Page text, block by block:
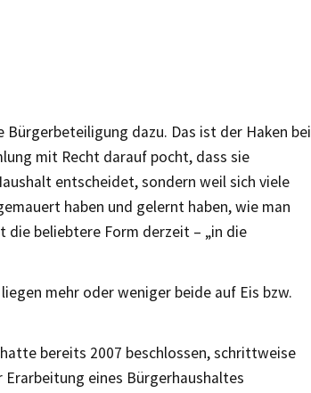
Bürgerbeteiligung dazu. Das ist der Haken bei
mit Recht darauf pocht, dass sie
entscheidet, sondern weil sich viele
haben und gelernt haben, wie man
beliebtere Form derzeit – „in die
mehr oder weniger beide auf Eis bzw.
bereits 2007 beschlossen, schrittweise
eines Bürgerhaushaltes